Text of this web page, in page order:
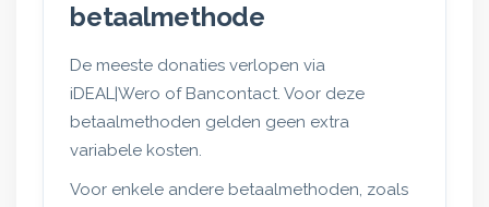
betaalmethode
De meeste donaties verlopen via
iDEAL|Wero of Bancontact. Voor deze
betaalmethoden gelden geen extra
variabele kosten.
Voor enkele andere betaalmethoden, zoals